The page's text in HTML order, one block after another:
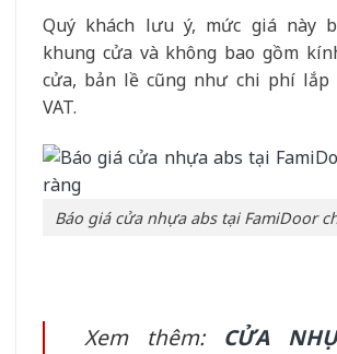
Quý khách lưu ý, mức giá này
khung cửa và không bao gồm
cửa, bản lề cũng như chi phí lắp
VAT.
Báo giá cửa nhựa abs tại FamiDoor
Xem thêm: CỬA